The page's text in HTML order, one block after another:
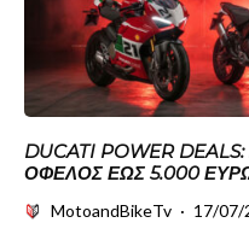
DUCATI POWER
ΌΦΕΛΟΣ ΈΩΣ 5.000
MotoandBikeTv · 17/07/